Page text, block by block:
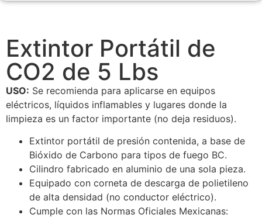
Extintor Portátil de
CO2 de 5 Lbs
USO: Se recomienda para aplicarse en equipos
eléctricos, líquidos inflamables y lugares donde la
limpieza es un factor importante (no deja residuos).
Extintor portátil de presión contenida, a base de
Bióxido de Carbono para tipos de fuego BC.
Cilindro fabricado en aluminio de una sola pieza.
Equipado con corneta de descarga de polietileno
de alta densidad (no conductor eléctrico).
Cumple con las Normas Oficiales Mexicanas: